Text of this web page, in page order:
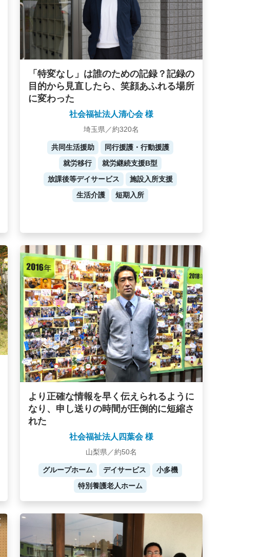
「特変なし」は誰のための記録？記録の
目的から見直したら、笑顔あふれる場所
に変わった
社会福祉法人清心会 様
埼玉県／約320名
共同生活援助
同行援護・行動援護
就労移行
就労継続支援B型
放課後等デイサービス
施設入所支援
生活介護
短期入所
より正確な情報を早く伝えられるように
なり、申し送りの時間が圧倒的に短縮さ
れた
社会福祉法人四葉会 様
山梨県／約50名
グループホーム デイサービス
小多機
特別養護老人ホーム